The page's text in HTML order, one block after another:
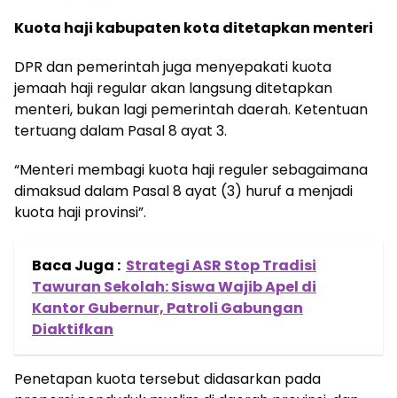
Kuota haji kabupaten kota ditetapkan menteri
DPR dan pemerintah juga menyepakati kuota
jemaah haji regular akan langsung ditetapkan
menteri, bukan lagi pemerintah daerah. Ketentuan
tertuang dalam Pasal 8 ayat 3.
“Menteri membagi kuota haji reguler sebagaimana
dimaksud dalam Pasal 8 ayat (3) huruf a menjadi
kuota haji provinsi”.
Baca Juga : Strategi ASR Stop Tradisi
Tawuran Sekolah: Siswa Wajib Apel di
Kantor Gubernur, Patroli Gabungan
Diaktifkan
Penetapan kuota tersebut didasarkan pada